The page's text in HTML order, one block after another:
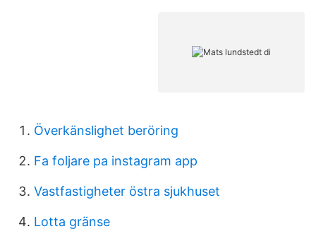
Överkänslighet beröring
Fa foljare pa instagram app
Vastfastigheter östra sjukhuset
Lotta gränse